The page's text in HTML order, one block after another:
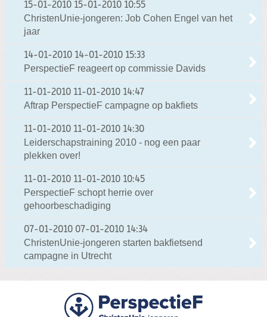
15-01-2010 15-01-2010 10:55
ChristenUnie-jongeren: Job Cohen Engel van het
jaar
14-01-2010 14-01-2010 15:33
PerspectieF reageert op commissie Davids
11-01-2010 11-01-2010 14:47
Aftrap PerspectieF campagne op bakfiets
11-01-2010 11-01-2010 14:30
Leiderschapstraining 2010 - nog een paar
plekken over!
11-01-2010 11-01-2010 10:45
PerspectieF schopt herrie over
gehoorbeschadiging
07-01-2010 07-01-2010 14:34
ChristenUnie-jongeren starten bakfietsend
campagne in Utrecht